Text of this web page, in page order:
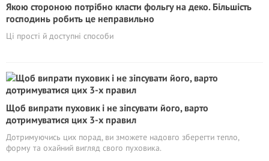
Якою стороною потрібно класти фольгу на деко. Більшість
господинь робить це неправильно
Ці прості й доступні способи
Щоб випрати пуховик і не зіпсувати його, варто
дотримуватися цих 3-х правил
Дотримуючись цих порад, ви зможете надовго зберегти тепло,
форму та охайний вигляд свого пуховика.